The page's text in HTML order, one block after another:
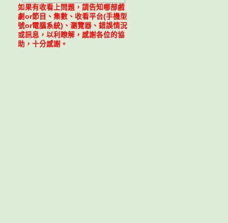
如果有收看上問題，請告知哪部戲
劇or節目、集數、收看平台(手機型
號or電腦系統)、瀏覽器、錯誤情況
或訊息，以利瞭解，感謝各位的協
助，十分感謝。